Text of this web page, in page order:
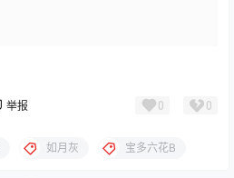
举报 0 0
如月灰 宝多六花B